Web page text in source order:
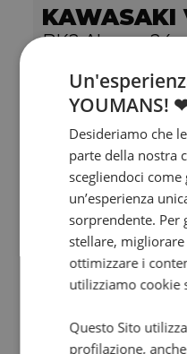
BK2 Abs my24
5.950
YOUMANS!
Desideriamo che
parte della nostra
scegliendoci come
un’esperienza
sorprendente. Per
stellare,
ottimizzare i
utilizziamo cookie
Questo Sito
profilazione,